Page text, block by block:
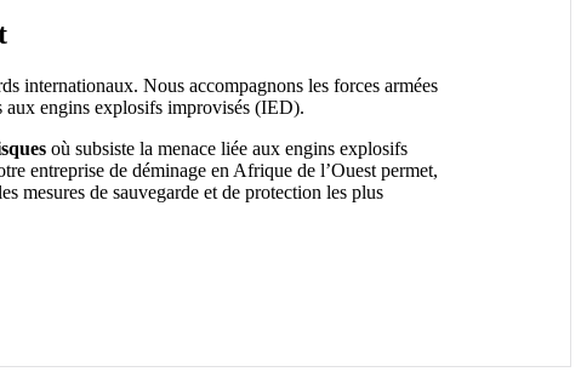
internationaux. Nous accompagnons les forces armées
aux engins explosifs improvisés (IED).
où subsiste la menace liée aux engins explosifs
entreprise de déminage en Afrique de l’Ouest permet,
mesures de sauvegarde et de protection les plus